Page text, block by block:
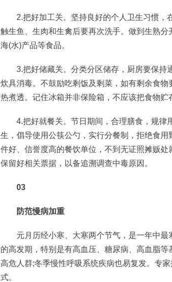
2.把好加工关。坚持良好的个人卫生习惯，
触生鱼、生肉和生禽后要再次洗手。做到生熟分
海(水)产品等食品。
3.把好储藏关。分类分区储存，厨房要保持
炊具消毒。不鼓励吃剩饭及剩菜，如有剩余食
热煮透。记住冰箱并非保险箱，不应该把食物贮
4.把好就餐关。节日期间，合理膳食，规律
生，倡导使用公筷公勺，实行分餐制，拒绝食
件好、信誉度高的餐饮单位，不到无证照摊贩
保留好相关票据，以备追溯调查中毒原因。
03
防范慢病加重
元月历经小寒、大寒两个节气，是一年中最
的高发期，特别是有高血压、糖尿病、高血脂
高危人群;冬季慢性呼吸系统疾病也易复发。专
式。